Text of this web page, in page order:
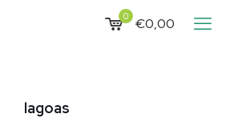
0 €0,00
lagoas